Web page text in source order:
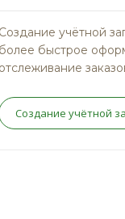
Создание учётной
более быстрое
отслеживание
Создание учётной